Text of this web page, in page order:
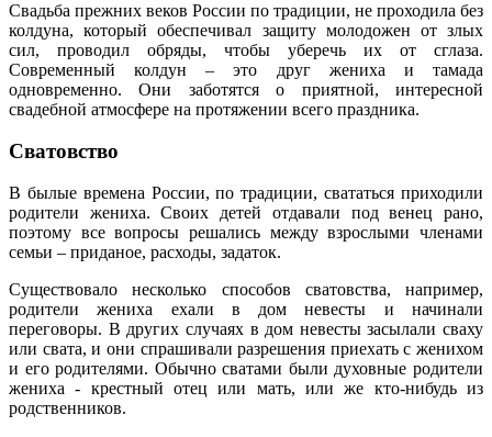
Свадьба прежних веков России по традиции, не проходила без
колдуна, который обеспечивал защиту молодожен от злых
сил, проводил обряды, чтобы уберечь их от сглаза.
Современный колдун – это друг жениха и тамада
одновременно. Они заботятся о приятной, интересной
свадебной атмосфере на протяжении всего праздника.
Сватовство
В былые времена России, по традиции, свататься приходили
родители жениха. Своих детей отдавали под венец рано,
поэтому все вопросы решались между взрослыми членами
семьи – приданое, расходы, задаток.
Существовало несколько способов сватовства, например,
родители жениха ехали в дом невесты и начинали
переговоры. В других случаях в дом невесты засылали сваху
или свата, и они спрашивали разрешения приехать с женихом
и его родителями. Обычно сватами были духовные родители
жениха - крестный отец или мать, или же кто-нибудь из
родственников.